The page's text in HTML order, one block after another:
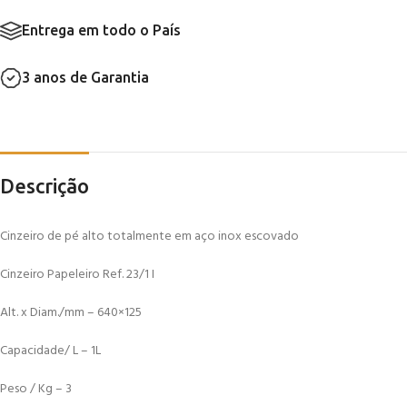
Entrega em todo o País
3 anos de Garantia
Descrição
Cinzeiro de pé alto totalmente em aço inox escovado
Cinzeiro Papeleiro Ref. 23/1 I
Alt. x Diam./mm – 640×125
Capacidade/ L – 1L
Peso / Kg – 3